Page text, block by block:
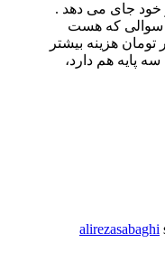
سوالی که هست
کوله لاپرو با 30هزار تومان هزینه بیشتر
پایه هم دارد،
alirezasabaghi